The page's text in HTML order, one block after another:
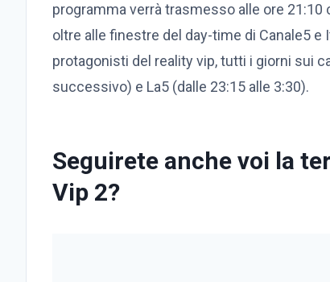
programma verrà trasmesso alle ore 21:10
oltre alle finestre del day-time di Canale5
protagonisti del reality vip, tutti i giorni sui
successivo) e La5 (dalle 23:15 alle 3:30).
Seguirete anche voi la
Vip 2?